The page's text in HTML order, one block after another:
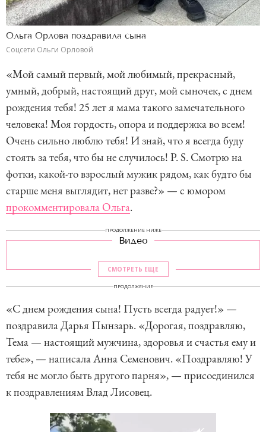
Ольга Орлова поздравила сына
Соцсети Ольги Орловой
«Мой самый первый, мой любимый, прекрасный,
умный, добрый, настоящий друг, мой сыночек, с днем
рождения тебя! 25 лет я мама такого замечательного
человека! Моя гордость, опора и поддержка во всем!
Очень сильно люблю тебя! И знай, что я всегда буду
стоять за тебя, что бы не случилось! P. S. Смотрю на
фотки, какой-то взрослый мужик рядом, как будто бы
старше меня выглядит, нет разве?» — с юмором
прокомментировала Ольга.
ПРОДОЛЖЕНИЕ НИЖЕ
Видео
СМОТРЕТЬ ЕЩЕ
ПРОДОЛЖЕНИЕ
«С днем рождения сына! Пусть всегда радует!» —
поздравила Дарья Пынзарь. «Дорогая, поздравляю,
Тема — настоящий мужчина, здоровья и счастья ему и
тебе», — написала Анна Семенович. «Поздравляю! У
тебя не могло быть другого парня», — присоединился
к поздравлениям Влад Лисовец.